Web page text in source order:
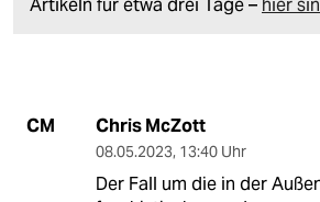
Artikeln für etwa drei Tage – hier
CM Chris McZott
08.05.2023, 13:40 Uhr
Der Fall um die in der